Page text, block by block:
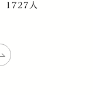
1727人